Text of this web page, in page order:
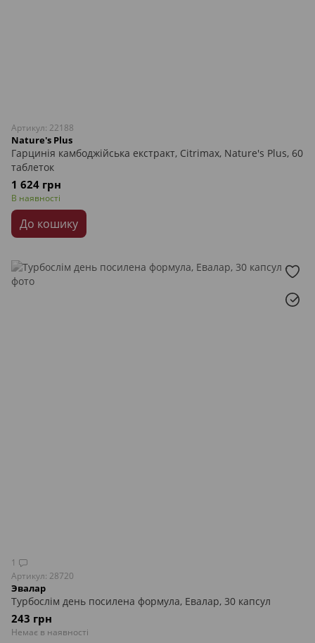
Артикул: 22188
Nature's Plus
Гарцинія камбоджійська екстракт, Citrimax, Nature's Plus, 60
таблеток
1 624 грн
В наявності
До кошику
1
Артикул: 28720
Эвалар
Турбослім день посилена формула, Евалар, 30 капсул
243 грн
Немає в наявності